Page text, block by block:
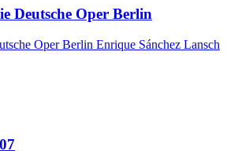
Deutsche Oper Berlin
Oper Berlin Enrique Sánchez Lansch